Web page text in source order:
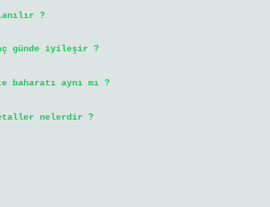
?
günde iyileşir ?
baharatı aynı mı ?
nelerdir ?